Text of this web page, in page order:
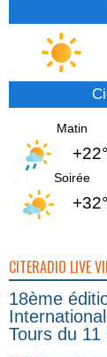
Matin
Soirée
CITERADIO LIVE
18ème
Tours du